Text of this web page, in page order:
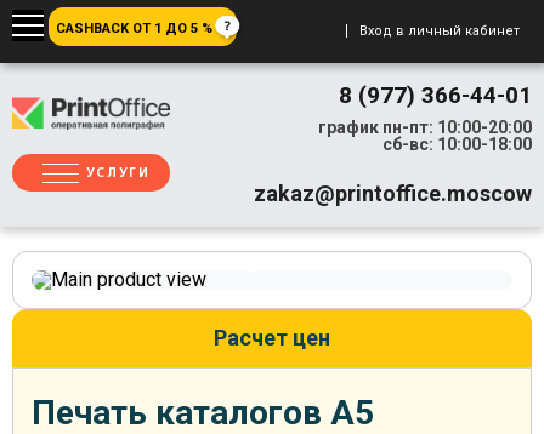
CASHBACK ОТ 1 ДО 5 % Вход в личный кабинет
УСЛУГИ
8 (977) 366-44-01
график пн-пт: 10:00-20:00
сб-вс: 10:00-18:00
zakaz@printoffice.moscow
Расчет цен
Печать каталогов А5